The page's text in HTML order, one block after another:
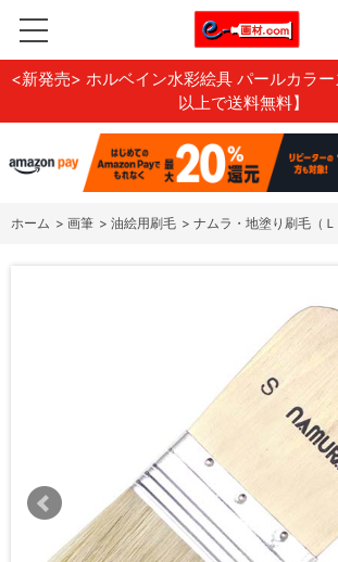
<新発売> ホルベイン水彩絵具 パールカラ
以上で送料無料】
ホーム > 画筆 > 油絵用刷毛 > ナムラ・地塗り刷毛（